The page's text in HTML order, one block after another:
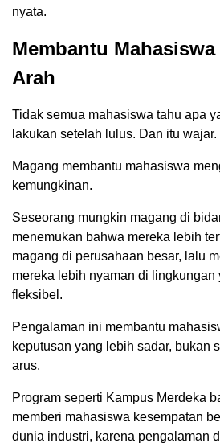
nyata.
Membantu
Arah
Tidak semua mahasiswa tahu apa
lakukan setelah lulus. Dan itu wajar.
Magang membantu mahasiswa
kemungkinan.
Seseorang mungkin magang di
menemukan bahwa mereka lebih
magang di perusahaan besar, lalu
mereka lebih nyaman di lingkungan
fleksibel.
Pengalaman ini membantu
keputusan yang lebih sadar, bukan
arus.
Program seperti Kampus Merdeka
memberi mahasiswa kesempatan
dunia industri, karena pengalaman